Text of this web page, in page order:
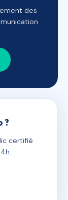
des
?
certifié